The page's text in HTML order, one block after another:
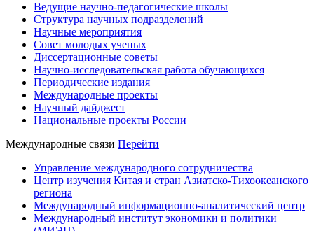
Ведущие научно-педагогические школы
Структура научных подразделений
Научные мероприятия
Совет молодых ученых
Диссертационные советы
Научно-исследовательская работа обучающихся
Периодические издания
Международные проекты
Научный дайджест
Национальные проекты России
Международные связи Перейти
Управление международного сотрудничества
Центр изучения Китая и стран Азиатско-Тихоокеанского
региона
Международный информационно-аналитический центр
Международный институт экономики и политики